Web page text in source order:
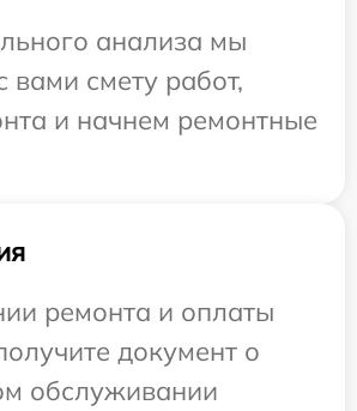
анализа мы
вами смету работ,
и начнем ремонтные
ремонта и оплаты
документ о
обслуживании